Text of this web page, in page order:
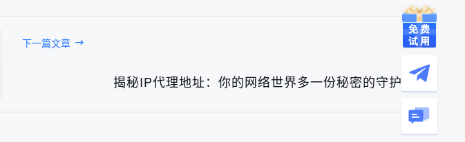
下一篇文章
揭秘IP代理地址：你的网络世界多一份秘密的守护者